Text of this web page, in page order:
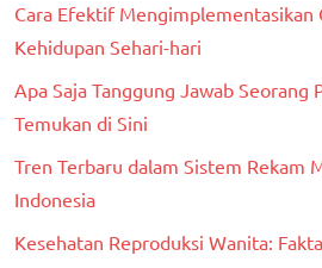
Cara Efektif Mengimplementasikan
Kehidupan Sehari-hari
Apa Saja Tanggung Jawab Seorang
Temukan di Sini
Tren Terbaru dalam Sistem Rekam
Indonesia
Kesehatan Reproduksi Wanita: